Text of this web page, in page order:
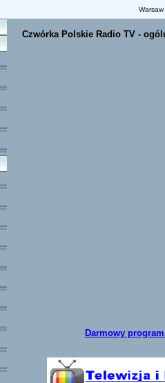
Czwórka Polskie Radio TV -
Darmowy